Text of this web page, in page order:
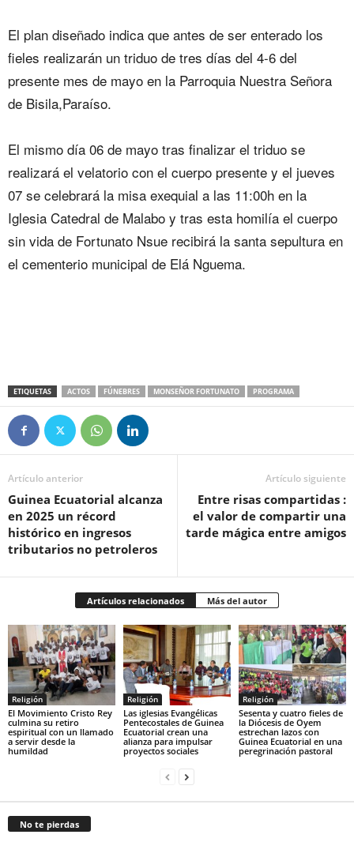
‎El plan diseñado indica que antes de ser enterado los
fieles realizarán un triduo de tres días del 4-6 del
presente mes de mayo en la Parroquia Nuestra Señora
de Bisila,Paraíso.
‎El mismo día 06 de mayo tras finalizar el triduo se
realizará el velatorio con el cuerpo presente y el jueves
07 se celebrará la misa exequial a las 11:00h en la
Iglesia Catedral de Malabo y tras esta homilía el cuerpo
sin vida de Fortunato Nsue recibirá la santa sepultura en
el cementerio municipal de Elá Nguema.
ETIQUETAS ACTOS FÚNEBRES MONSEÑOR FORTUNATO PROGRAMA
Artículo anterior
Guinea Ecuatorial alcanza
en 2025 un récord
histórico en ingresos
tributarios no petroleros
Artículo siguiente
‎Entre risas compartidas :
el valor de compartir una
tarde mágica entre amigos
Artículos relacionados Más del autor
Religión
El Movimiento Cristo Rey
culmina su retiro
espiritual con un llamado
a servir desde la
humildad
Religión
Las iglesias Evangélicas
Pentecostales de Guinea
Ecuatorial crean una
alianza para impulsar
proyectos sociales
Religión
Sesenta y cuatro fieles de
la Diócesis de Oyem
estrechan lazos con
Guinea Ecuatorial en una
peregrinación pastoral
No te pierdas